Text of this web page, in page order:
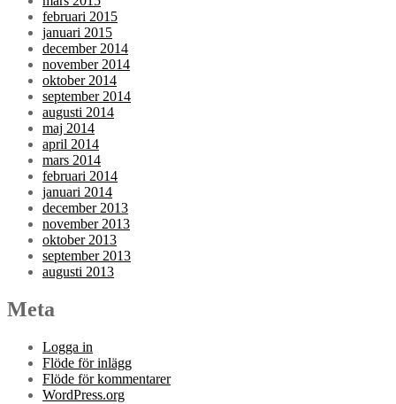
februari 2015
januari 2015
december 2014
november 2014
oktober 2014
september 2014
augusti 2014
maj 2014
april 2014
mars 2014
februari 2014
januari 2014
december 2013
november 2013
oktober 2013
september 2013
augusti 2013
Meta
Logga in
Flöde för inlägg
Flöde för kommentarer
WordPress.org